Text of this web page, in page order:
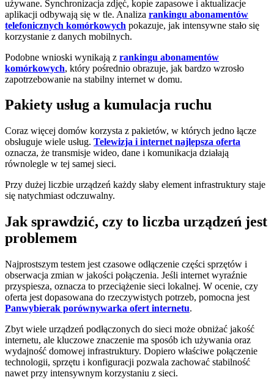
używane. Synchronizacja zdjęć, kopie zapasowe i aktualizacje
aplikacji odbywają się w tle. Analiza rankingu abonamentów
telefonicznych komórkowych pokazuje, jak intensywne stało się
korzystanie z danych mobilnych.
Podobne wnioski wynikają z rankingu abonamentów
komórkowych, który pośrednio obrazuje, jak bardzo wzrosło
zapotrzebowanie na stabilny internet w domu.
Pakiety usług a kumulacja ruchu
Coraz więcej domów korzysta z pakietów, w których jedno łącze
obsługuje wiele usług. Telewizja i internet najlepsza oferta
oznacza, że transmisje wideo, dane i komunikacja działają
równolegle w tej samej sieci.
Przy dużej liczbie urządzeń każdy słaby element infrastruktury staje
się natychmiast odczuwalny.
Jak sprawdzić, czy to liczba urządzeń jest
problemem
Najprostszym testem jest czasowe odłączenie części sprzętów i
obserwacja zmian w jakości połączenia. Jeśli internet wyraźnie
przyspiesza, oznacza to przeciążenie sieci lokalnej. W ocenie, czy
oferta jest dopasowana do rzeczywistych potrzeb, pomocna jest
Panwybierak porównywarka ofert internetu.
Zbyt wiele urządzeń podłączonych do sieci może obniżać jakość
internetu, ale kluczowe znaczenie ma sposób ich używania oraz
wydajność domowej infrastruktury. Dopiero właściwe połączenie
technologii, sprzętu i konfiguracji pozwala zachować stabilność
nawet przy intensywnym korzystaniu z sieci.